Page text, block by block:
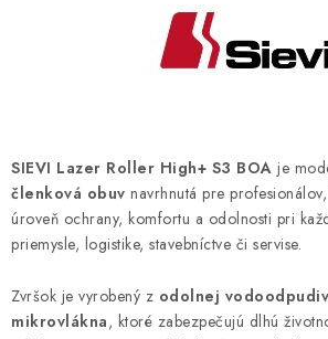
INFORMÁCIE PRE
SIEVI Lazer Roller High+ S3 BOA je
členková obuv navrhnutá pre
úroveň ochrany, komfortu a odolnosti pri
priemysle, logistike, stavebníctve či servise.
Zvršok je vyrobený z odolnej
mikrovlákna, ktoré zabezpečujú dlhú